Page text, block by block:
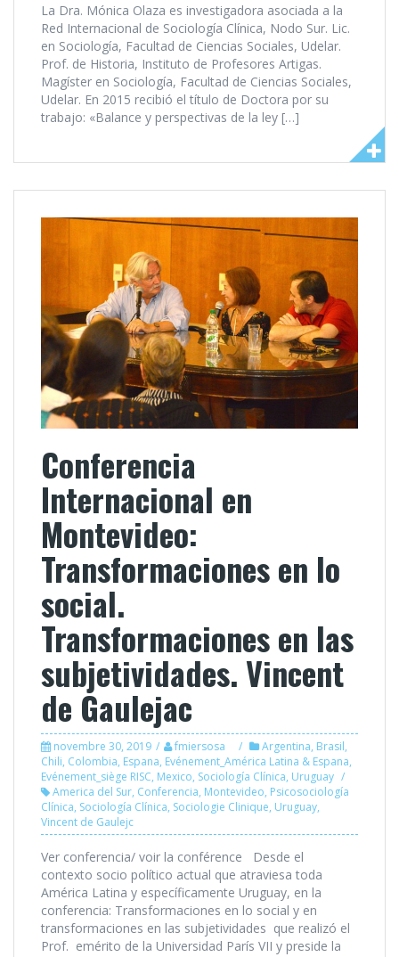
La Dra. Mónica Olaza es investigadora asociada a la
Red Internacional de Sociología Clínica, Nodo Sur. Lic.
en Sociología, Facultad de Ciencias Sociales, Udelar.
Prof. de Historia, Instituto de Profesores Artigas.
Magíster en Sociología, Facultad de Ciencias Sociales,
Udelar. En 2015 recibió el título de Doctora por su
trabajo: «Balance y perspectivas de la ley […]
Conferencia
Internacional en
Montevideo:
Transformaciones en lo
social.
Transformaciones en las
subjetividades. Vincent
de Gaulejac
novembre 30, 2019 fmiersosa Argentina, Brasil,
Chili, Colombia, Espana, Evénement_América Latina & Espana,
Evénement_siège RISC, Mexico, Sociología Clínica, Uruguay
America del Sur, Conferencia, Montevideo, Psicosociología
Clínica, Sociología Clínica, Sociologie Clinique, Uruguay,
Vincent de Gaulejc
Ver conferencia/ voir la conférence Desde el
contexto socio político actual que atraviesa toda
América Latina y específicamente Uruguay, en la
conferencia: Transformaciones en lo social y en
transformaciones en las subjetividades que realizó el
Prof. emérito de la Universidad París VII y preside la